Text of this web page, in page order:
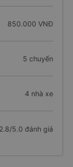
850.000 VNĐ
5 chuyến
4 nhà xe
2.8/5.0 đánh giá